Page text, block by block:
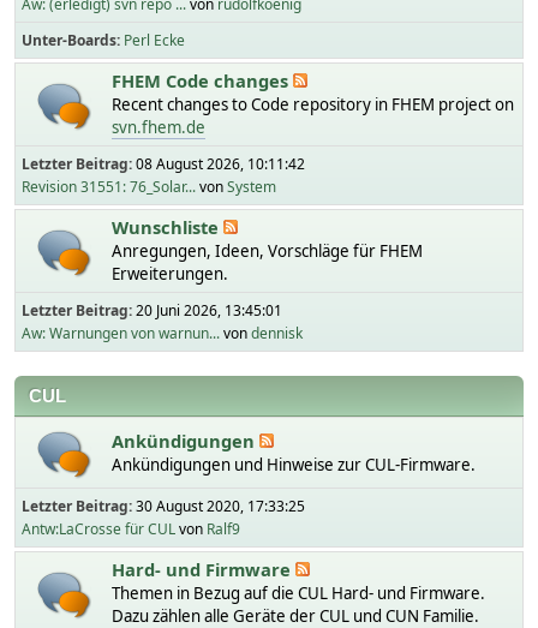
Aw: (erledigt) svn repo ...von rudolfkoenig
Unter-Boards Perl Ecke
FHEM Code changes
Recent changes to Code repository in FHEM project on
svn.fhem.de
Letzter Beitrag:08 August 2026, 10:11:42
Revision 31551: 76_Solar...vonSystem
Wunschliste
Anregungen, Ideen, Vorschläge für FHEM
Erweiterungen.
Letzter Beitrag:20 Juni 2026, 13:45:01
Aw: Warnungen von warnun...vondennisk
CUL
Ankündigungen
Ankündigungen und Hinweise zur CUL-Firmware.
Letzter Beitrag:30 August 2020, 17:33:25
Antw:LaCrosse für CULvon Ralf9
Hard- und Firmware
Themen in Bezug auf die CUL Hard- und Firmware.
Dazu zählen alle Geräte der CUL und CUN Familie.